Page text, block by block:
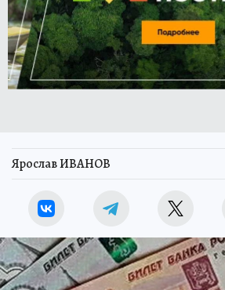
Ярослав ИВАНОВ